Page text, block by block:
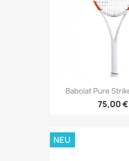
Babolat Pure
75,00 €
NEU